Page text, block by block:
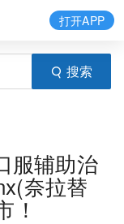
搜索
打开APP
服辅助治
奈拉替
！